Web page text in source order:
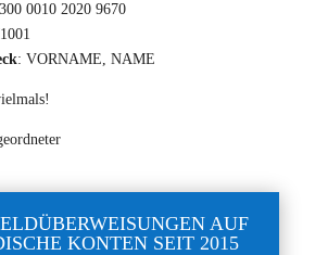
0010 2020 9670
: VORNAME, NAME
AUF
KONTEN SEIT 2015